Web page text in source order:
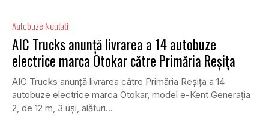
Autobuze Noutati
AIC Trucks anunță livrarea a 14 autobuze
electrice marca Otokar către Primăria Reșița
AIC Trucks anunță livrarea către Primăria Reșița a 14
autobuze electrice marca Otokar, model e-Kent Generația
2, de 12 m, 3 uși, alături...